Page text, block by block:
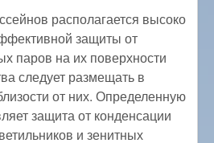
располагается высоко
защиты от
паров на их поверхности
следует размещать в
от них. Определенную
защита от конденсации
и зенитных